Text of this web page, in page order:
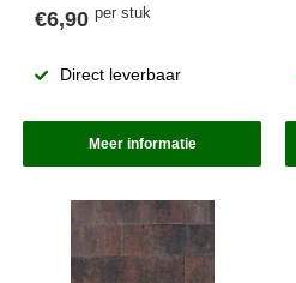
€6,90 per stuk
Direct leverbaar
Meer informatie